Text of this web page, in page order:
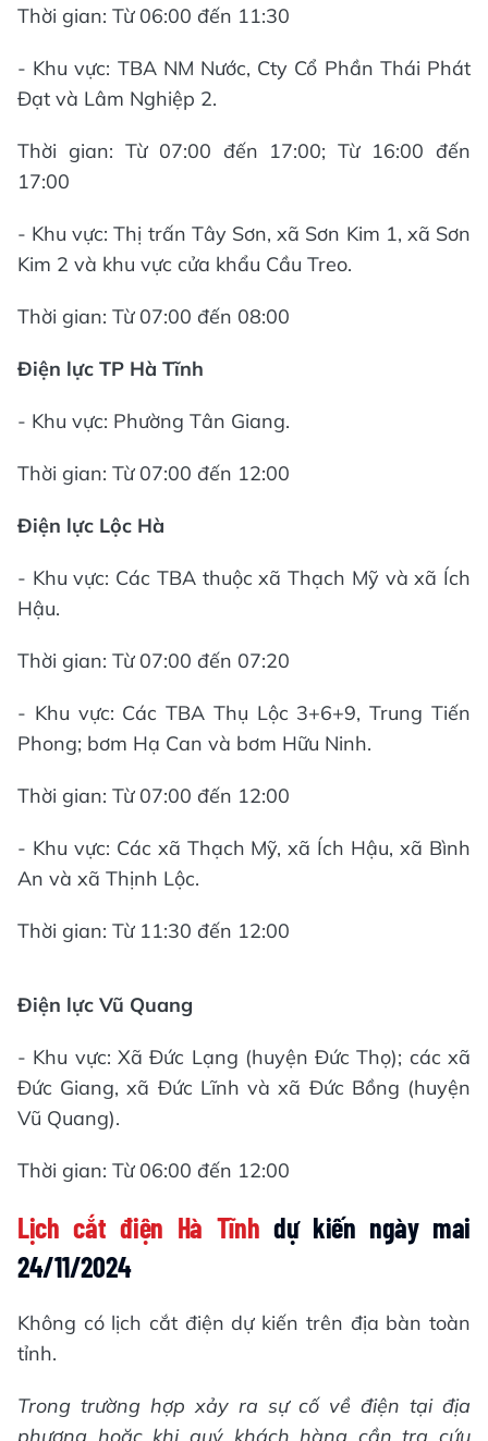
Thời gian: Từ 06:00 đến 11:30
- Khu vực: TBA NM Nước, Cty Cổ Phần Thái Phát
Đạt và Lâm Nghiệp 2.
Thời gian: Từ 07:00 đến 17:00; Từ 16:00 đến
17:00
- Khu vực: Thị trấn Tây Sơn, xã Sơn Kim 1, xã Sơn
Kim 2 và khu vực cửa khẩu Cầu Treo.
Thời gian: Từ 07:00 đến 08:00
Điện lực TP Hà Tĩnh
- Khu vực: Phường Tân Giang.
Thời gian: Từ 07:00 đến 12:00
Điện lực Lộc Hà
- Khu vực: Các TBA thuộc xã Thạch Mỹ và xã Ích
Hậu.
Thời gian: Từ 07:00 đến 07:20
- Khu vực: Các TBA Thụ Lộc 3+6+9, Trung Tiến
Phong; bơm Hạ Can và bơm Hữu Ninh.
Thời gian: Từ 07:00 đến 12:00
- Khu vực: Các xã Thạch Mỹ, xã Ích Hậu, xã Bình
An và xã Thịnh Lộc.
Thời gian: Từ 11:30 đến 12:00
Điện lực Vũ Quang
- Khu vực: Xã Đức Lạng (huyện Đức Thọ); các xã
Đức Giang, xã Đức Lĩnh và xã Đức Bồng (huyện
Vũ Quang).
Thời gian: Từ 06:00 đến 12:00
Lịch cắt điện Hà Tĩnh dự kiến ngày mai
24/11/2024
Không có lịch cắt điện dự kiến trên địa bàn toàn
tỉnh.
Trong trường hợp xảy ra sự cố về điện tại địa
phương hoặc khi quý khách hàng cần tra cứu